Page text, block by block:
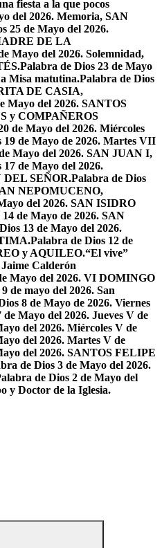
fiesta a la que pocos
del 2026. Memoria, SAN
25 de Mayo del 2026.
DE LA
Mayo del 2026. Solemnidad,
Palabra de Dios 23 de Mayo
Misa matutina.Palabra de Dios
DE CASIA,
Mayo del 2026. SANTOS
y COMPAÑEROS
de Mayo del 2026. Miércoles
19 de Mayo de 2026. Martes VII
Mayo del 2026. SAN JUAN I,
de Mayo del 2026.
DEL SEÑOR.Palabra de Dios
NEPOMUCENO,
del 2026. SAN ISIDRO
de Mayo de 2026. SAN
13 de Mayo del 2026.
Palabra de Dios 12 de
y AQUILEO.“El vive”
Calderón
Mayo del 2026. VI DOMINGO
de mayo del 2026. San
8 de Mayo de 2026. Viernes
Mayo del 2026. Jueves V de
del 2026. Miércoles V de
del 2026. Martes V de
del 2026. SANTOS FELIPE
de Dios 3 de Mayo del 2026.
de Dios 2 de Mayo del
y Doctor de la Iglesia.